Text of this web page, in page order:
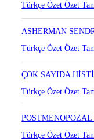
Türkçe ÖzetÖzet
ASHERMAN
Türkçe ÖzetÖzet
ÇOK SAYIDA
Türkçe ÖzetÖzet
Türkçe ÖzetÖzet